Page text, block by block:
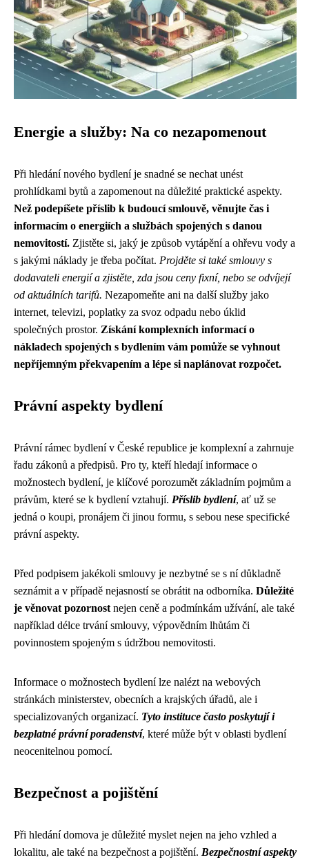
Energie a služby: Na co nezapomenout
Při hledání nového bydlení je snadné se nechat unést
prohlídkami bytů a zapomenout na důležité praktické aspekty.
Než podepíšete příslib k budoucí smlouvě, věnujte čas i
informacím o energiích a službách spojených s danou
nemovitostí. Zjistěte si, jaký je způsob vytápění a ohřevu vody a
s jakými náklady je třeba počítat. Projděte si také smlouvy s
dodavateli energií a zjistěte, zda jsou ceny fixní, nebo se odvíjejí
od aktuálních tarifů. Nezapomeňte ani na další služby jako
internet, televizi, poplatky za svoz odpadu nebo úklid
společných prostor. Získání komplexních informací o
nákladech spojených s bydlením vám pomůže se vyhnout
nepříjemným překvapením a lépe si naplánovat rozpočet.
Právní aspekty bydlení
Právní rámec bydlení v České republice je komplexní a zahrnuje
řadu zákonů a předpisů. Pro ty, kteří hledají informace o
možnostech bydlení, je klíčové porozumět základním pojmům a
právům, které se k bydlení vztahují. Příslib bydlení, ať už se
jedná o koupi, pronájem či jinou formu, s sebou nese specifické
právní aspekty.
Před podpisem jakékoli smlouvy je nezbytné se s ní důkladně
seznámit a v případě nejasností se obrátit na odborníka. Důležité
je věnovat pozornost nejen ceně a podmínkám užívání, ale také
například délce trvání smlouvy, výpovědním lhůtám či
povinnostem spojeným s údržbou nemovitosti.
Informace o možnostech bydlení lze nalézt na webových
stránkách ministerstev, obecních a krajských úřadů, ale i
specializovaných organizací. Tyto instituce často poskytují i
bezplatné právní poradenství, které může být v oblasti bydlení
neocenitelnou pomocí.
Bezpečnost a pojištění
Při hledání domova je důležité myslet nejen na jeho vzhled a
lokalitu, ale také na bezpečnost a pojištění. Bezpečnostní aspekty